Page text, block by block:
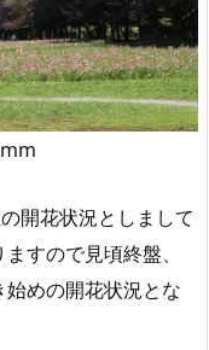
開花状況としまして
すので見頃終盤、
めの開花状況とな